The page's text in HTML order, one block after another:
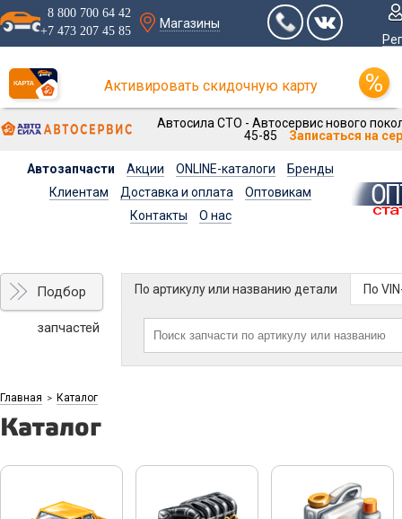
8 800 700 64 42
+7 473 207 45 85
Магазины
Активировать скидочную карту
Автосила СТО - Автосервис нового
45-85
Записаться на
Автозапчасти Акции ONLINE-каталоги
Бренды
Клиентам
Доставка и оплата
Оптовикам
Контакты
О нас
Подбор
запчастей
По артикулу или названию детали По
Главная > Каталог
Каталог